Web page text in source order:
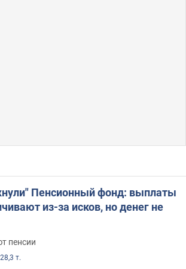
Пенсионный фонд: выплаты
из-за исков, но денег не
пенсии
28,3 т.